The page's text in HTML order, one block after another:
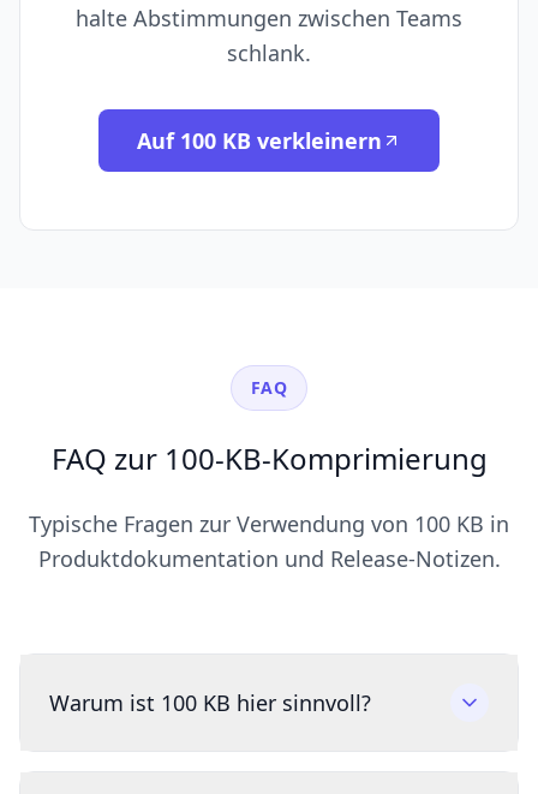
halte Abstimmungen zwischen Teams
schlank.
Auf 100 KB verkleinern
FAQ
FAQ zur 100-KB-Komprimierung
Typische Fragen zur Verwendung von 100 KB in
Produktdokumentation und Release-Notizen.
Warum ist 100 KB hier sinnvoll?